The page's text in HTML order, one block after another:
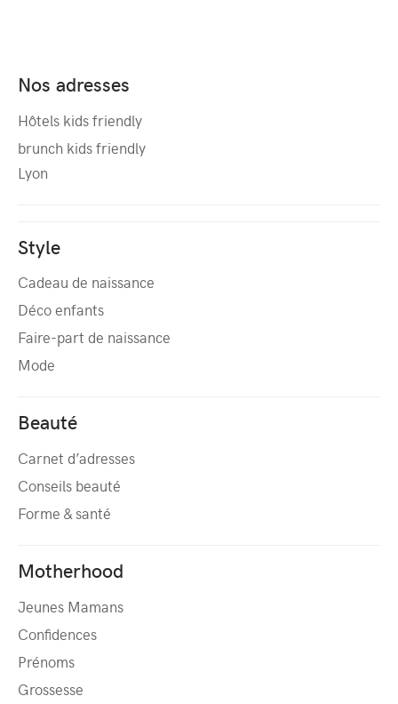
Nos adresses
Hôtels kids friendly
brunch kids friendly
Lyon
Style
Cadeau de naissance
Déco enfants
Faire-part de naissance
Mode
Beauté
Carnet d’adresses
Conseils beauté
Forme & santé
Motherhood
Jeunes Mamans
Confidences
Prénoms
Grossesse